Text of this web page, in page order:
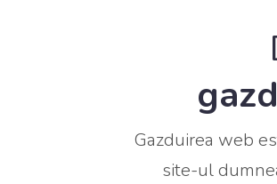
Gazduirea web
site-ul